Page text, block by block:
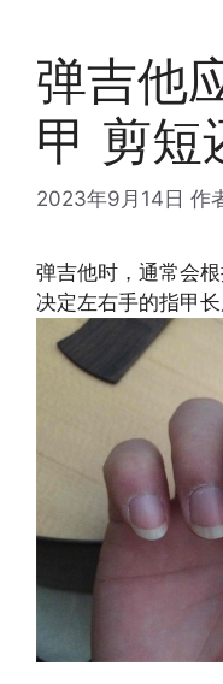
弹吉他
甲 剪短
2023年9月14日 作
弹吉他时，通常会
决定左右手的指甲